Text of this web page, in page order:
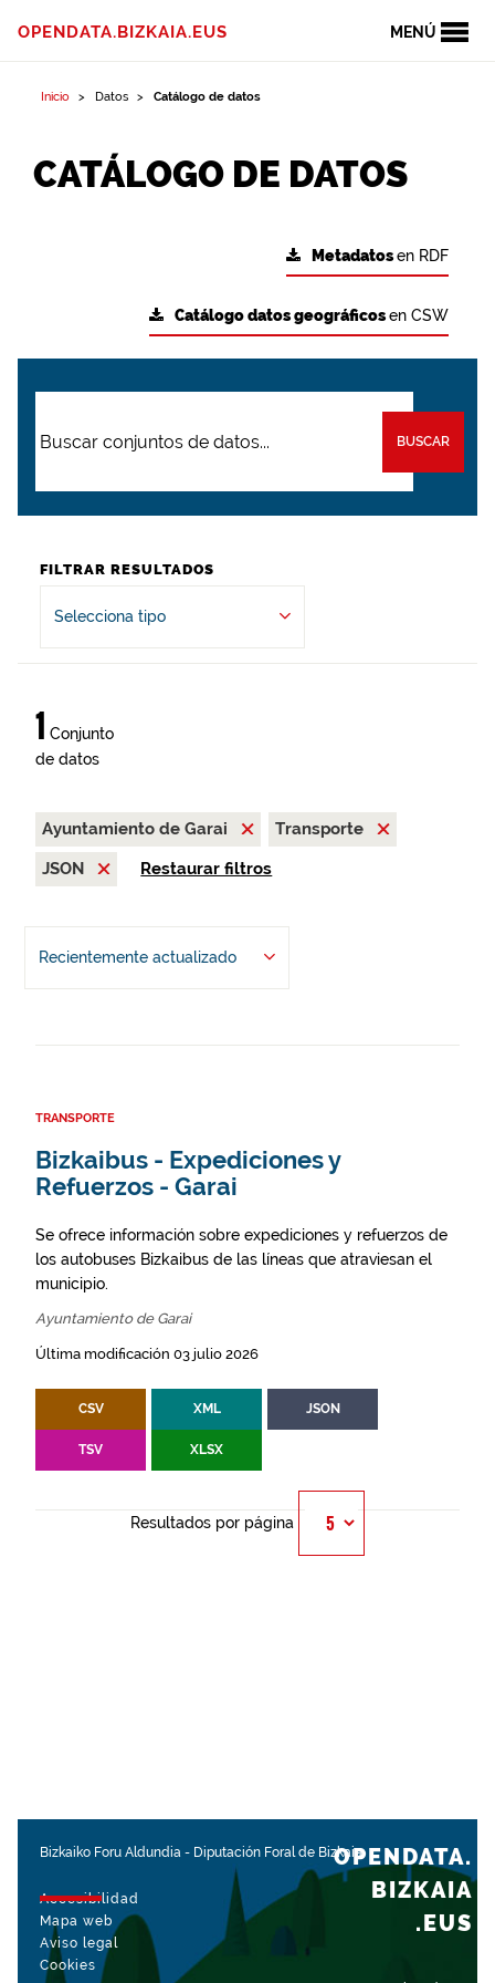
MENÚ
OPENDATA.BIZKAIA.EUS
Inicio Datos Catálogo de datos
CATÁLOGO DE DATOS
Metadatosen RDF
Catálogo datos geográficosen CSW
BUSCAR
FILTRAR RESULTADOS
Selecciona tipo
1 Conjunto
de datos
Ayuntamiento de Garai
Transporte
JSON
Restaurar filtros
Recientemente actualizado
TRANSPORTE
Bizkaibus - Expediciones y
Refuerzos - Garai
Se ofrece información sobre expediciones y refuerzos de
los autobuses Bizkaibus de las líneas que atraviesan el
municipio.
Ayuntamiento de Garai
Última modificación 03 julio 2026
CSV XML JSON
TSV XLSX
Resultados por página
Bizkaiko Foru Aldundia - Diputación Foral de Bizkaia
Accesibilidad
Mapa web
Aviso legal
Cookies
OPENDATA.
BIZKAIA
.EUS